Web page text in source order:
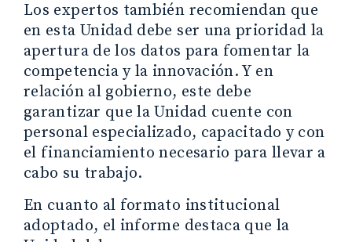
Los expertos también recomiendan que
en esta Unidad debe ser una prioridad la
apertura de los datos para fomentar la
competencia y la innovación. Y en
relación al gobierno, este debe
garantizar que la Unidad cuente con
personal especializado, capacitado y con
el financiamiento necesario para llevar a
cabo su trabajo.
En cuanto al formato institucional
adoptado, el informe destaca que la